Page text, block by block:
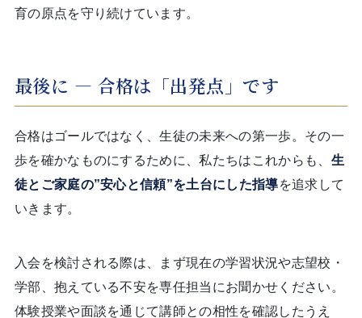
育の原点を守り続けています。
最後に ― 合格は「出発点」です
合格はゴールではなく、生徒の未来への第一歩。その一
歩を確かなものにするために、私たちはこれからも、 生
徒とご家庭の”安心と信頼”を土台にした指導を追求して
いきます。
入会を検討される際は、まず現在の学習状況や志望校・
学部、抱えている不安を専任担当にお聞かせください。
体験授業や面談を通じて講師との相性を確認したうえ